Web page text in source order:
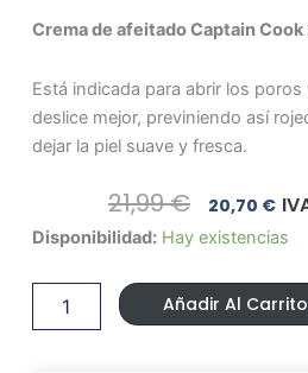
Crema de afeitado Captain Cook
Está indicada para abrir los
deslice mejor, previniendo así
dejar la piel suave y fresca.
21,99€ El
Precio
Original
Era:
21,99 €.
20,70 €El
Es:
Disponibilidad: Hay existencias
Crema
afeitado
Captain
Cook
Añadir Al Carrito